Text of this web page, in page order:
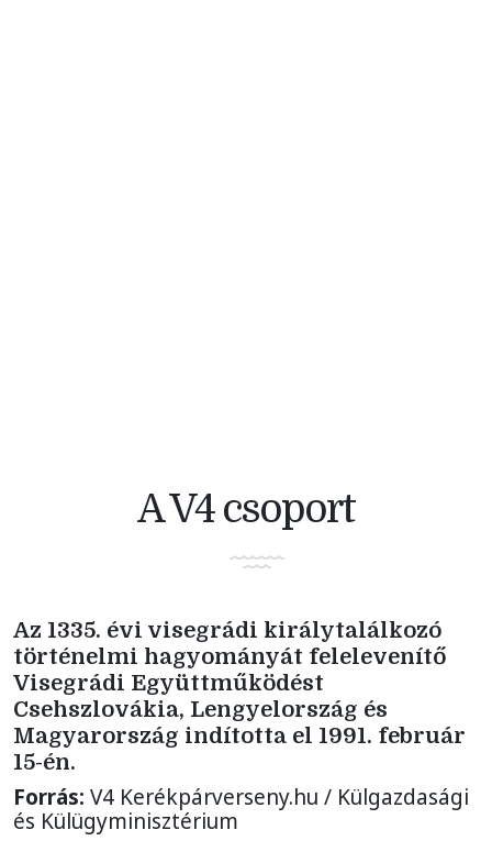
A V4 csoport
Az 1335. évi visegrádi királytalálkozó
történelmi hagyományát felelevenítő
Visegrádi Együttműködést
Csehszlovákia, Lengyelország és
Magyarország indította el 1991. február
15-én.
Forrás: V4 Kerékpárverseny.hu / Külgazdasági
és Külügyminisztérium